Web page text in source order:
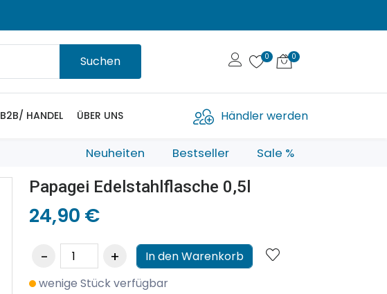
Suchen
B2B/ HANDEL ÜBER UNS Händler werden
Neuheiten Bestseller Sale %
Papagei Edelstahlflasche 0,5l
24,90 €
In den Warenkorb
wenige Stück verfügbar